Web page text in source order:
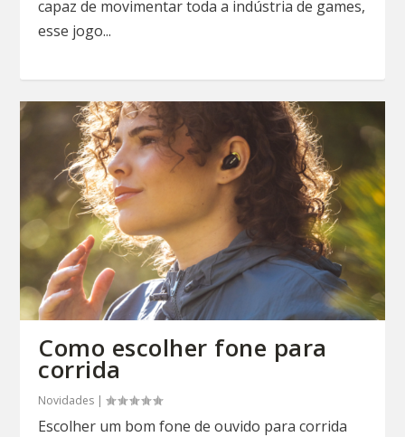
capaz de movimentar toda a indústria de games,
esse jogo...
Como escolher fone para
corrida
Novidades |
Escolher um bom fone de ouvido para corrida